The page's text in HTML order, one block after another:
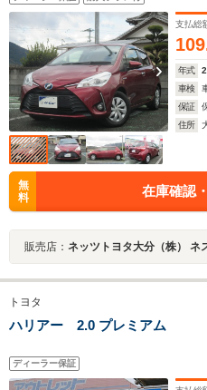
支払総
年式
車検
保証
住所
無
料
在庫確認
販売店： ネッツトヨタ大分（株） ネ
トヨタ
ハリアー 2.0 プレミアム
ディーラー保証